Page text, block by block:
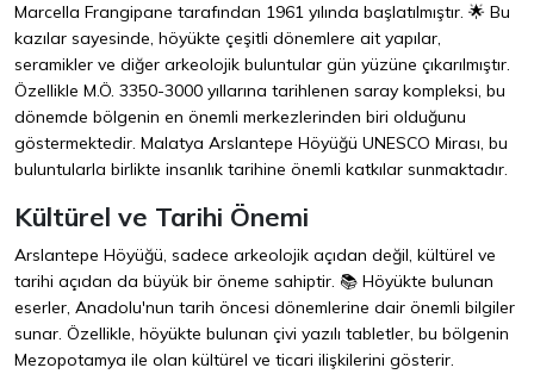
Marcella Frangipane tarafından 1961 yılında başlatılmıştır. 🌟 Bu
kazılar sayesinde, höyükte çeşitli dönemlere ait yapılar,
seramikler ve diğer arkeolojik buluntular gün yüzüne çıkarılmıştır.
Özellikle M.Ö. 3350-3000 yıllarına tarihlenen saray kompleksi, bu
dönemde bölgenin en önemli merkezlerinden biri olduğunu
göstermektedir. Malatya Arslantepe Höyüğü UNESCO Mirası, bu
buluntularla birlikte insanlık tarihine önemli katkılar sunmaktadır.
Kültürel ve Tarihi Önemi
Arslantepe Höyüğü, sadece arkeolojik açıdan değil, kültürel ve
tarihi açıdan da büyük bir öneme sahiptir. 📚 Höyükte bulunan
eserler, Anadolu'nun tarih öncesi dönemlerine dair önemli bilgiler
sunar. Özellikle, höyükte bulunan çivi yazılı tabletler, bu bölgenin
Mezopotamya ile olan kültürel ve ticari ilişkilerini gösterir.